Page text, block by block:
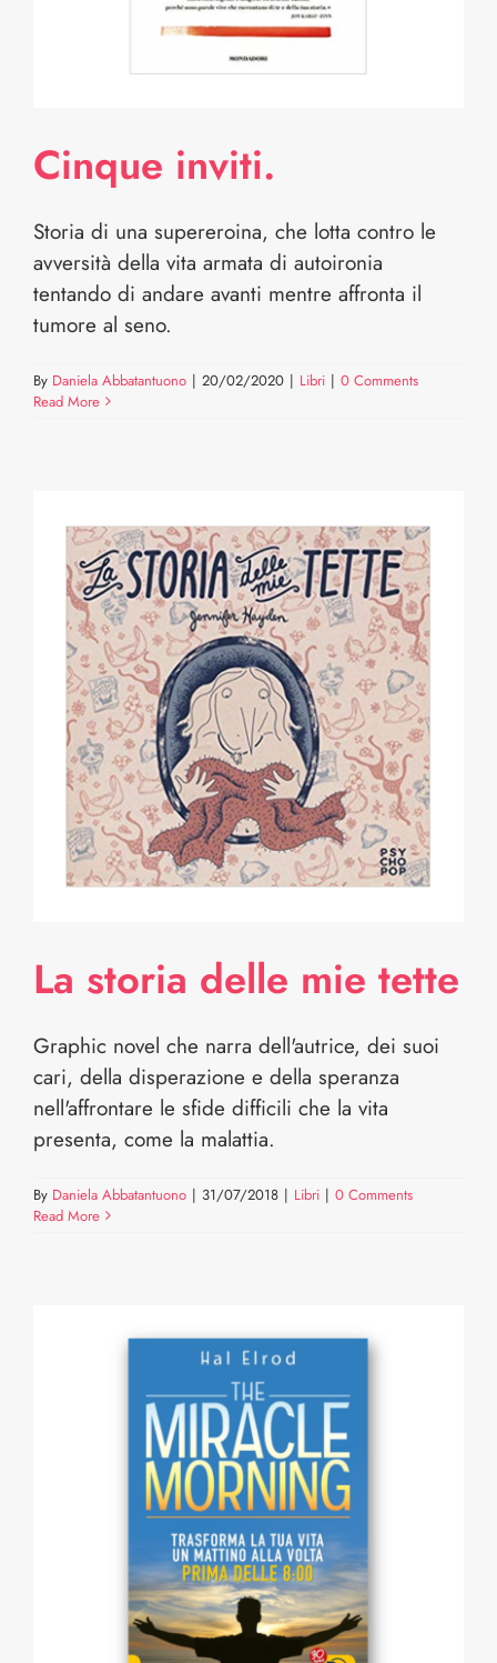
Cinque inviti.
Storia di una supereroina, che lotta contro le
avversità della vita armata di autoironia
tentando di andare avanti mentre affronta il
tumore al seno.
By Daniela Abbatantuono | 20/02/2020 | Libri | 0 Comments
Read More
La storia delle mie tette
Graphic novel che narra dell'autrice, dei suoi
cari, della disperazione e della speranza
nell'affrontare le sfide difficili che la vita
presenta, come la malattia.
By Daniela Abbatantuono | 31/07/2018 | Libri | 0 Comments
Read More